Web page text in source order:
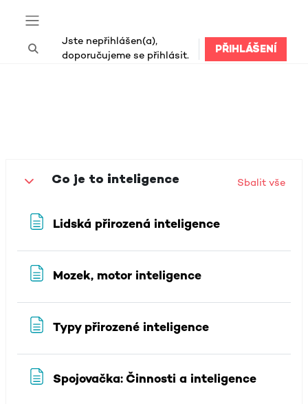
Boční panel
Přepnout vyhledávání
Jste nepřihlášen(a),
doporučujeme se přihlásit.
PŘIHLÁŠENÍ
Sbalit Co je to inteligence Sbalit vše
Lidská přirozená inteligenceStránka
Mozek, motor inteligenceStránka
Typy přirozené inteligenceStránka
Spojovačka: Činnosti a inteligenceStránka